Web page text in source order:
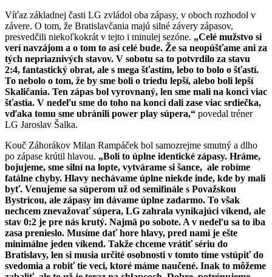
Víťaz základnej časti LG zvládol oba zápasy, v oboch rozhodol v
závere. O tom, že Bratislavčania majú silné závery zápasov,
presvedčili niekoľkokrát v tejto i minulej sezóne. „Celé mužstvo si
verí navzájom a o tom to asi celé bude. Že sa neopúšťame ani za
tých nepriaznivých stavov. V sobotu sa to potvrdilo za stavu
2:4, fantastický obrat, ale s mega šťastím, lebo to bolo o šťastí.
To nebolo o tom, že by sme boli o triedu lepší, alebo boli lepší
Skaličania. Ten zápas bol vyrovnaný, len sme mali na konci viac
šťastia. V nedeľu sme do toho na konci dali zase viac srdiečka,
vďaka tomu sme ubránili power play súpera,“ povedal tréner
LG Jaroslav Šalka.
Kouč Záhorákov Milan Rampáček bol samozrejme smutný a dlho
po zápase krútil hlavou. „Boli to úplne identické zápasy. Hráme,
bojujeme, sme silní na lopte, vytvárame si šance, ale robíme
fatálne chyby. Hlavy nechávame úplne niekde inde, kde by mali
byť. Venujeme sa súperom už od semifinále s Považskou
Bystricou, ale zápasy im dávame úplne zadarmo. To však
nechcem znevažovať súpera, LG zahrala vynikajúci víkend, ale
stav 0:2 je pre nás krutý. Najmä po sobote. A v nedeľu sa to iba
zasa prenieslo. Musíme dať hore hlavy, pred nami je ešte
minimálne jeden víkend. Takže chceme vrátiť sériu do
Bratislavy, len si musia určité osobnosti v tomto tíme vstúpiť do
svedomia a robiť tie veci, ktoré máme naučené. Inak to môžeme